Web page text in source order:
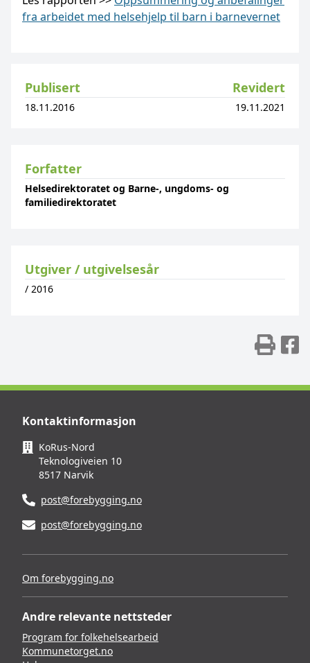
fra arbeidet med helsehjelp til barn i barnevernet
Publisert Revidert
18.11.2016 19.11.2021
Forfatter
Helsedirektoratet og Barne-, ungdoms- og
familiedirektoratet
Utgiver / utgivelsesår
/ 2016
Kontaktinformasjon
KoRus-Nord
Teknologiveien 10
8517 Narvik
post@forebygging.no
post@forebygging.no
Om forebygging.no
Andre relevante nettsteder
Program for folkehelsearbeid
Kommunetorget.no